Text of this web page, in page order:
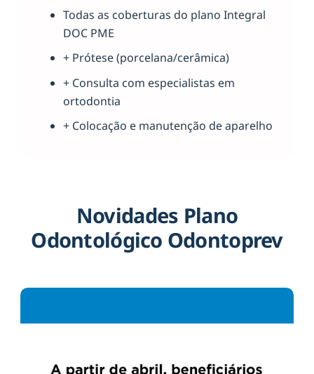
Todas as coberturas do plano Integral
DOC PME
+ Prótese (porcelana/cerâmica)
+ Consulta com especialistas em
ortodontia
+ Colocação e manutenção de aparelho
Novidades Plano
Odontológico Odontoprev